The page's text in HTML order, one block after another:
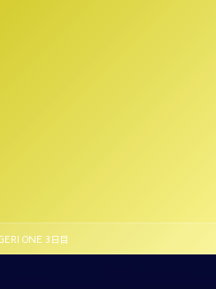
ONE 3日目